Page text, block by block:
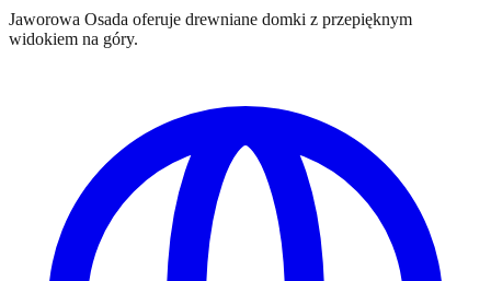
Jaworowa Osada oferuje drewniane domki z przepięknym
widokiem na góry.